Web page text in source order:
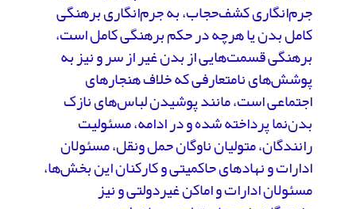
جرم‌انگاری کشف‌حجاب، به جرم‌انگاری برهنگی
کامل بدن یا هرچه در حکم برهنگی کامل است،
برهنگی قسمت‌هایی از بدن غیر از سر و نیز به
پوشش‌های نامتعارفی که خلاف هنجارهای
اجتماعی است، مانند پوشیدن لباس‌های نازک
بدن‌نما پرداخته شده و در ادامه، مسئولیت
رانندگان، متولیان ناوگان حمل ونقل، مسئولان
ادارات و نهادهای حاکمیتی و کارکنان این بخش‌ها،
مسئولان ادارات و اماکن غیردولتی و نیز